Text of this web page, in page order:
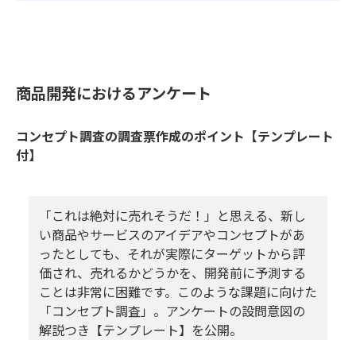
商品開発におけるアンケート
コンセプト調査の調査票作成のポイント【テンプレート
付】
「これは絶対に売れそうだ！」と思える、新し
い商品やサービスのアイデアやコンセプトがあ
ったとしても、それが実際にターゲットから評
価され、売れるかどうかを、開発前に予測する
ことは非常に困難です。このような課題に向けた
「コンセプト調査」。アンケートの設問意図の
解説つき【テンプレート】を公開。